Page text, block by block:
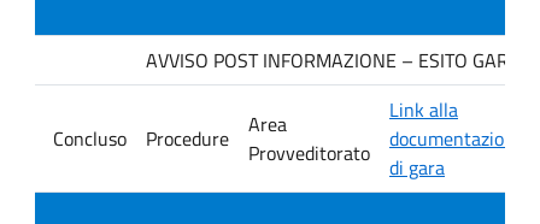
AVVISO POST INFORMAZIONE – ESITO GARA
Concluso Procedure
Area
Provveditorato
Link alla
documentazione
di gara